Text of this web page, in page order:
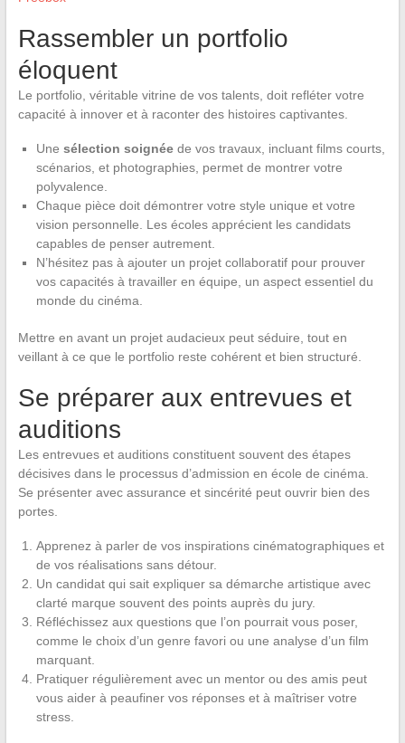
Rassembler un portfolio
éloquent
Le portfolio, véritable vitrine de vos talents, doit refléter votre
capacité à innover et à raconter des histoires captivantes.
Une sélection soignéede vos travaux, incluant films courts,
scénarios, et photographies, permet de montrer votre
polyvalence.
Chaque pièce doit démontrer votre style unique et votre
vision personnelle. Les écoles apprécient les candidats
capables de penser autrement.
N’hésitez pas à ajouter un projet collaboratif pour prouver
vos capacités à travailler en équipe, un aspect essentiel du
monde du cinéma.
Mettre en avant un projet audacieux peut séduire, tout en
veillant à ce que le portfolio reste cohérent et bien structuré.
Se préparer aux entrevues et
auditions
Les entrevues et auditions constituent souvent des étapes
décisives dans le processus d’admission en école de cinéma.
Se présenter avec assurance et sincérité peut ouvrir bien des
portes.
Apprenez à parler de vos inspirations cinématographiques et
de vos réalisations sans détour.
Un candidat qui sait expliquer sa démarche artistique avec
clarté marque souvent des points auprès du jury.
Réfléchissez aux questions que l’on pourrait vous poser,
comme le choix d’un genre favori ou une analyse d’un film
marquant.
Pratiquer régulièrement avec un mentor ou des amis peut
vous aider à peaufiner vos réponses et à maîtriser votre
stress.